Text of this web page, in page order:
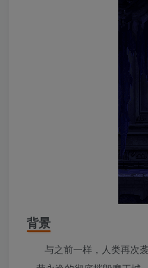
背景
与之前一样，人类再次